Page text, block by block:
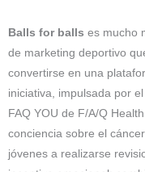
Balls for balls es mucho
de marketing deportivo
convertirse en una
iniciativa, impulsada por
FAQ YOU de F/A/Q
conciencia sobre el
jóvenes a realizarse